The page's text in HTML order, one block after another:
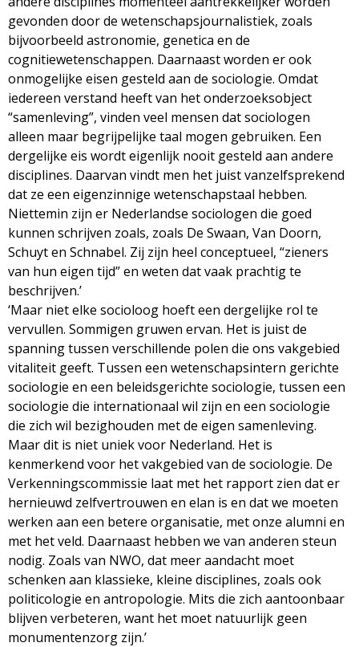
gevonden door de wetenschapsjournalistiek, zoals
bijvoorbeeld astronomie, genetica en de
cognitiewetenschappen. Daarnaast worden er ook
onmogelijke eisen gesteld aan de sociologie. Omdat
iedereen verstand heeft van het onderzoeksobject
“samenleving”, vinden veel mensen dat sociologen
alleen maar begrijpelijke taal mogen gebruiken. Een
dergelijke eis wordt eigenlijk nooit gesteld aan andere
disciplines. Daarvan vindt men het juist vanzelfsprekend
dat ze een eigenzinnige wetenschapstaal hebben.
Niettemin zijn er Nederlandse sociologen die goed
kunnen schrijven zoals, zoals De Swaan, Van Doorn,
Schuyt en Schnabel. Zij zijn heel conceptueel, “zieners
van hun eigen tijd” en weten dat vaak prachtig te
beschrijven.’
‘Maar niet elke socioloog hoeft een dergelijke rol te
vervullen. Sommigen gruwen ervan. Het is juist de
spanning tussen verschillende polen die ons vakgebied
vitaliteit geeft. Tussen een wetenschapsintern gerichte
sociologie en een beleidsgerichte sociologie, tussen een
sociologie die internationaal wil zijn en een sociologie
die zich wil bezighouden met de eigen samenleving.
Maar dit is niet uniek voor Nederland. Het is
kenmerkend voor het vakgebied van de sociologie. De
Verkenningscommissie laat met het rapport zien dat er
hernieuwd zelfvertrouwen en elan is en dat we moeten
werken aan een betere organisatie, met onze alumni en
met het veld. Daarnaast hebben we van anderen steun
nodig. Zoals van NWO, dat meer aandacht moet
schenken aan klassieke, kleine disciplines, zoals ook
politicologie en antropologie. Mits die zich aantoonbaar
blijven verbeteren, want het moet natuurlijk geen
monumentenzorg zijn.’